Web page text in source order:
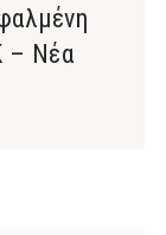
– Νέα